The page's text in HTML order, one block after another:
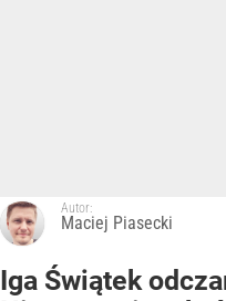
Autor:
Maciej Piasecki
Iga Świątek